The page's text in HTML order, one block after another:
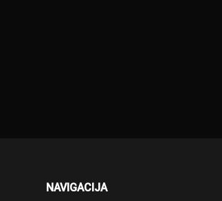
NAVIGACIJA